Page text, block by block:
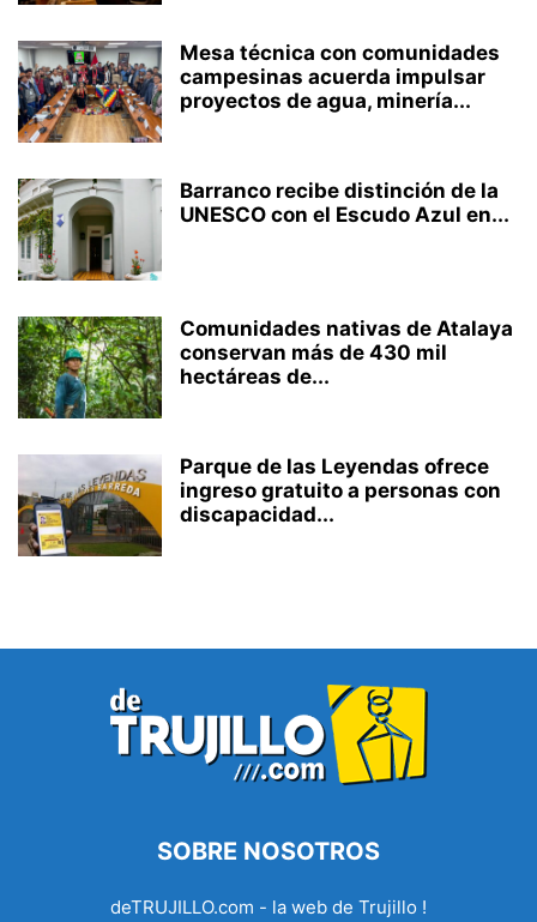
Mesa técnica con comunidades
campesinas acuerda impulsar
proyectos de agua, minería...
Barranco recibe distinción de la
UNESCO con el Escudo Azul en...
Comunidades nativas de Atalaya
conservan más de 430 mil
hectáreas de...
Parque de las Leyendas ofrece
ingreso gratuito a personas con
discapacidad...
SOBRE NOSOTROS
deTRUJILLO.com - la web de Trujillo !